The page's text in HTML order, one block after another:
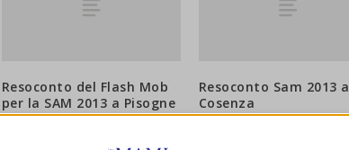
Resoconto del Flash Mob
per la SAM 2013 a Pisogne
(BS)
Resoconto Sam 2013 a
Cosenza